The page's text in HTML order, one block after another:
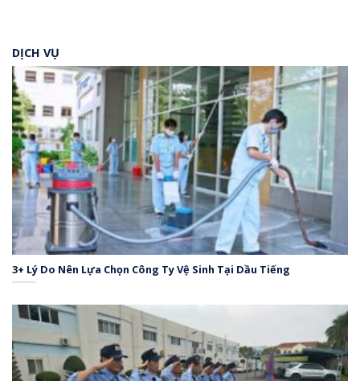
DỊCH VỤ
3+ Lý Do Nên Lựa Chọn Công Ty Vệ Sinh Tại Dầu Tiếng